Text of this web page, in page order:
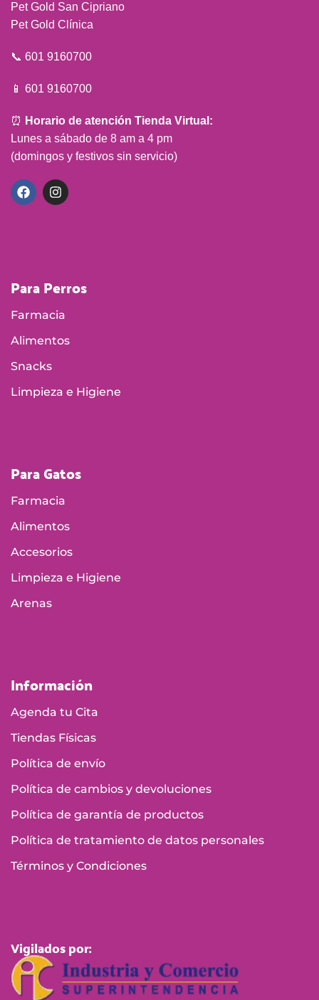
Pet Gold San Cipriano
Pet Gold Clínica
📞 601 9160700
📱 601 9160700
⏰ Horario de atención Tienda Virtual:
Lunes a sábado de 8 am a 4 pm
(domingos y festivos sin servicio)
Para Perros
Farmacia
Alimentos
Snacks
Limpieza e Higiene
Para Gatos
Farmacia
Alimentos
Accesorios
Limpieza e Higiene
Arenas
Información
Agenda tu Cita
Tiendas Físicas
Política de envío
Política de cambios y devoluciones
Política de garantía de productos
Política de tratamiento de datos personales
Términos y Condiciones
Vigilados por: